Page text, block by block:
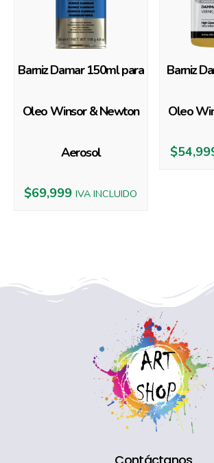
Barniz Damar 150ml para
Oleo Winsor & Newton
Aerosol
$69,999 IVA INCLUIDO
Barniz
Oleo
$